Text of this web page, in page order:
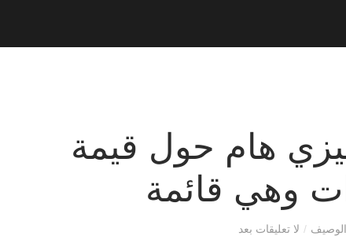
هام حول قيمة
وهي قائمة
الوصيف / لا تعليقات بعد